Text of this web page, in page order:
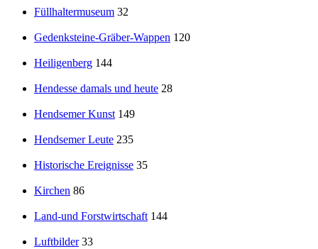
Füllhaltermuseum 32
Gedenksteine-Gräber-Wappen 120
Heiligenberg 144
Hendesse damals und heute 28
Hendsemer Kunst 149
Hendsemer Leute 235
Historische Ereignisse 35
Kirchen 86
Land-und Forstwirtschaft 144
Luftbilder 33